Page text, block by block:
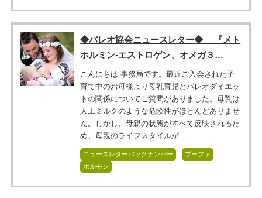
◆パレオ協会ニュースレター◆ 『メト
ホルミン-エストロゲン、オメガ３…
こんにちは 事務局です。最近ご入会された子
育て中のお母様より母乳育児とパレオダイエッ
トの関係についてご質問がありました。母乳は
人工ミルクのような危険性がほとんどありませ
ん。しかし、母親の状態がすべて反映されるた
め、母親のライフスタイルが...
ニュースレターバックナンバー
プーファ
ホルモン